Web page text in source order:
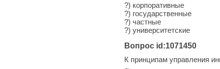
?) корпоративные
?) государственные
?) частные
?) университетские
Вопрос id:1071450
К принципам управления